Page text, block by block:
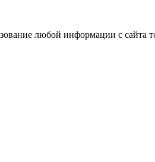
любой информации с сайта